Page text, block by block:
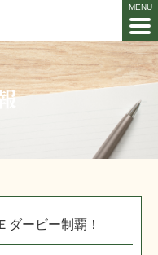
ダービー制覇！